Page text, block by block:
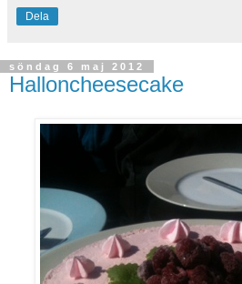
Dela
söndag 6 maj 2012
Halloncheesecake